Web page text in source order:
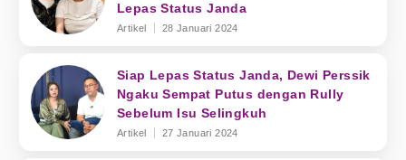
Lepas Status Janda
Artikel 28 Januari 2024
Siap Lepas Status Janda, Dewi Perssik
Ngaku Sempat Putus dengan Rully
Sebelum Isu Selingkuh
Artikel 27 Januari 2024